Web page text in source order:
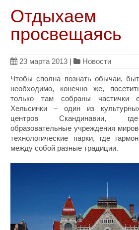
Отдыхаем
просвещаясь
23 марта 2013 | Новости
Чтобы сполна познать обычаи,
необходимо, конечно же,
только там собраны частички
Хельсинки – один из
центров Скандинавии,
образовательные учреждения
технологические парки, где
между собой разные традиции.